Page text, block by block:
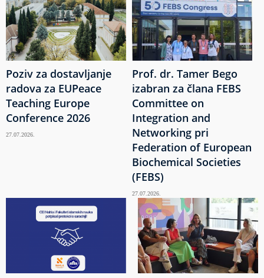
Poziv za dostavljanje
radova za EUPeace
Teaching Europe
Conference 2026
27.07.2026.
Prof. dr. Tamer Bego
izabran za člana FEBS
Committee on
Integration and
Networking pri
Federation of European
Biochemical Societies
(FEBS)
27.07.2026.